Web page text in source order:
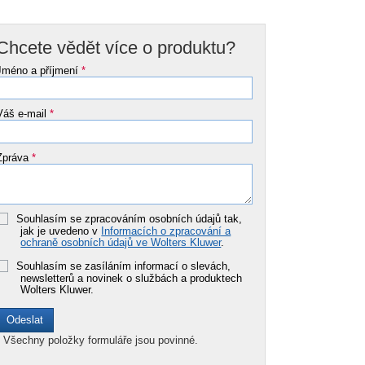
vědět více o produktu?
a příjmení*
e-mail*
*
Souhlasím se zpracováním osobních údajů tak,
jak je uvedeno v Informacích o zpracování a
ochraně osobních údajů ve Wolters Kluwer.
Souhlasím se zasíláním informací o slevách,
newsletterů a novinek o službách a produktech
Wolters Kluwer.
Všechny položky formuláře jsou povinné.